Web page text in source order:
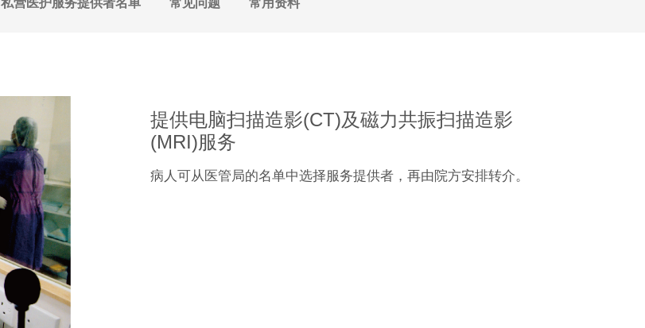
私营医护服务提供者名单 常见问题 常用资料
提供电脑扫描造影(CT)及磁力共振扫描造影
(MRI)服务
病人可从医管局的名单中选择服务提供者，再由院方安排转介。